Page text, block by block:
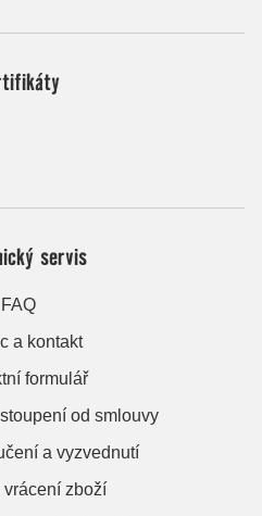
servis
FAQ
a kontakt
formulář
od smlouvy
a vyzvednutí
vrácení zboží